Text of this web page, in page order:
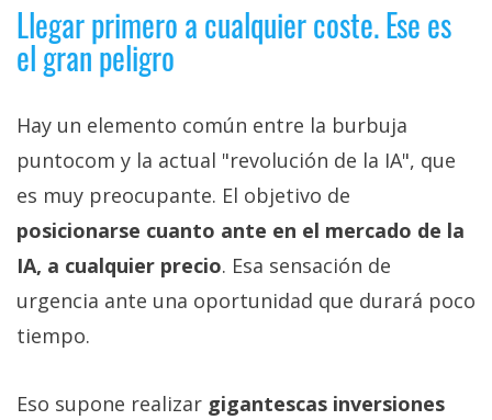
Llegar primero a cualquier coste. Ese es
el gran peligro
Hay un elemento común entre la burbuja
puntocom y la actual "revolución de la IA", que
es muy preocupante. El objetivo de
posicionarse cuanto ante en el mercado de la
IA, a cualquier precio. Esa sensación de
urgencia ante una oportunidad que durará poco
tiempo.
Eso supone realizar gigantescas inversiones